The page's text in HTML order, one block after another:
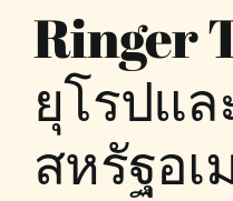
Ringer
ยุโรปแล
สหรัฐอเ